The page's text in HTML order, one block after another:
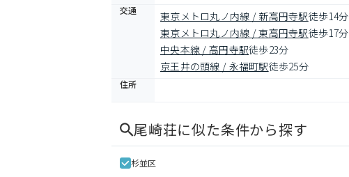
交通 東京メトロ丸ノ内線 / 新高円寺駅徒歩14分
東京メトロ丸ノ内線 / 東高円寺駅徒歩17分
中央本線 / 高円寺駅徒歩23分
京王井の頭線 / 永福町駅徒歩25分
住所
尾崎荘に似た条件から探す
杉並区